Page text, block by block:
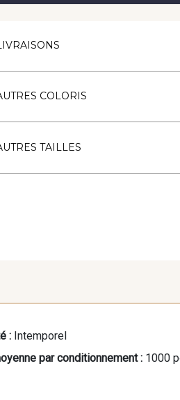
COLORIS
TAILLES
: Intemporel
par conditionnement :